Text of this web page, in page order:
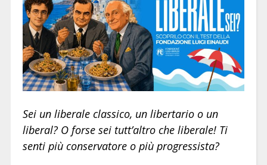
Sei un liberale classico, un libertario o un
liberal? O forse sei tutt’altro che liberale! Ti
senti più conservatore o più progressista?